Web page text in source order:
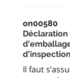
on00580
Il faut